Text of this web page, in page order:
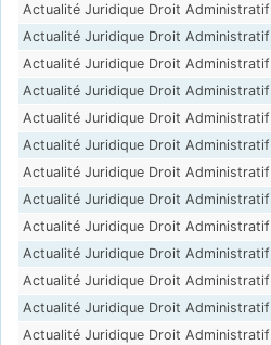
Actualité Juridique Droit Administratif
Actualité Juridique Droit Administratif
Actualité Juridique Droit Administratif
Actualité Juridique Droit Administratif
Actualité Juridique Droit Administratif
Actualité Juridique Droit Administratif
Actualité Juridique Droit Administratif
Actualité Juridique Droit Administratif
Actualité Juridique Droit Administratif
Actualité Juridique Droit Administratif
Actualité Juridique Droit Administratif
Actualité Juridique Droit Administratif
Actualité Juridique Droit Administratif